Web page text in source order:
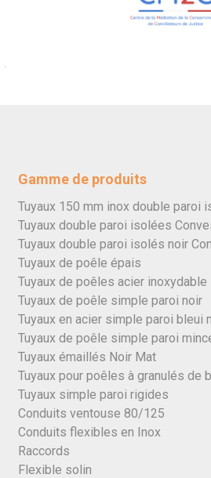
Gamme de produits
Tuyaux 150 mm inox double paroi
Tuyaux double paroi isolées
Tuyaux double paroi isolés noir
Tuyaux de poêle épais
Tuyaux de poêles acier inoxydable
Tuyaux de poêle simple paroi noir
Tuyaux en acier simple paroi bleui
Tuyaux de poêle simple paroi
Tuyaux émaillés Noir Mat
Tuyaux pour poêles à granulés de
Tuyaux simple paroi rigides
Conduits ventouse 80/125
Conduits flexibles en Inox
Raccords
Flexible solin